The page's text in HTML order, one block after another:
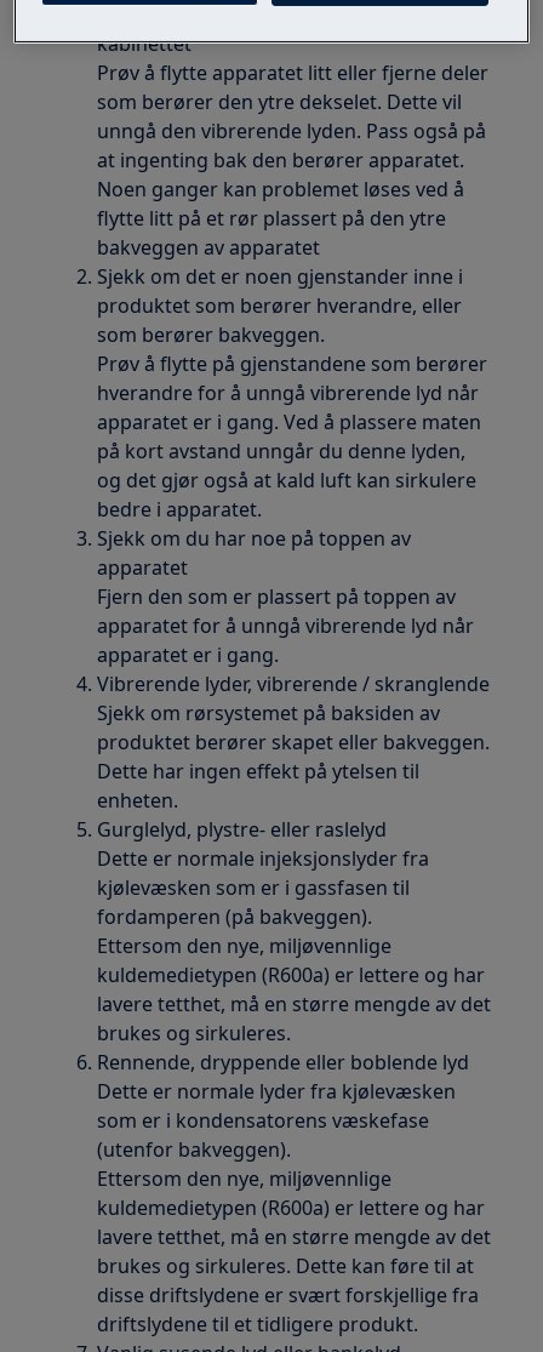
Se etter alt som berører utsiden av
kabinettet
Prøv å flytte apparatet litt eller fjerne deler
som berører den ytre dekselet. Dette vil
unngå den vibrerende lyden. Pass også på
at ingenting bak den berører apparatet.
Noen ganger kan problemet løses ved å
flytte litt på et rør plassert på den ytre
bakveggen av apparatet
Sjekk om det er noen gjenstander inne i
produktet som berører hverandre, eller
som berører bakveggen.
Prøv å flytte på gjenstandene som berører
hverandre for å unngå vibrerende lyd når
apparatet er i gang. Ved å plassere maten
på kort avstand unngår du denne lyden,
og det gjør også at kald luft kan sirkulere
bedre i apparatet.
Sjekk om du har noe på toppen av
apparatet
Fjern den som er plassert på toppen av
apparatet for å unngå vibrerende lyd når
apparatet er i gang.
Vibrerende lyder, vibrerende / skranglende
Sjekk om rørsystemet på baksiden av
produktet berører skapet eller bakveggen.
Dette har ingen effekt på ytelsen til
enheten.
Gurglelyd, plystre- eller raslelyd
Dette er normale injeksjonslyder fra
kjølevæsken som er i gassfasen til
fordamperen (på bakveggen).
Ettersom den nye, miljøvennlige
kuldemedietypen (R600a) er lettere og har
lavere tetthet, må en større mengde av det
brukes og sirkuleres.
Rennende, dryppende eller boblende lyd
Dette er normale lyder fra kjølevæsken
som er i kondensatorens væskefase
(utenfor bakveggen).
Ettersom den nye, miljøvennlige
kuldemedietypen (R600a) er lettere og har
lavere tetthet, må en større mengde av det
brukes og sirkuleres. Dette kan føre til at
disse driftslydene er svært forskjellige fra
driftslydene til et tidligere produkt.